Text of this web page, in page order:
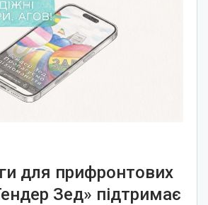
для прифронтових
Зед» підтримає